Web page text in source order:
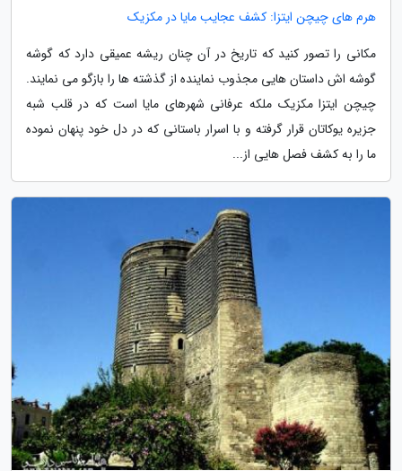
هرم های چیچن ایتزا: کشف عجایب مایا در مکزیک
مکانی را تصور کنید که تاریخ در آن چنان ریشه عمیقی دارد که گوشه
گوشه اش داستان هایی مجذوب نماینده از گذشته ها را بازگو می نمایند.
چیچن ایتزا مکزیک ملکه عرفانی شهرهای مایا است که در قلب شبه
جزیره یوکاتان قرار گرفته و با اسرار باستانی که در دل خود پنهان نموده
ما را به کشف فصل هایی از...